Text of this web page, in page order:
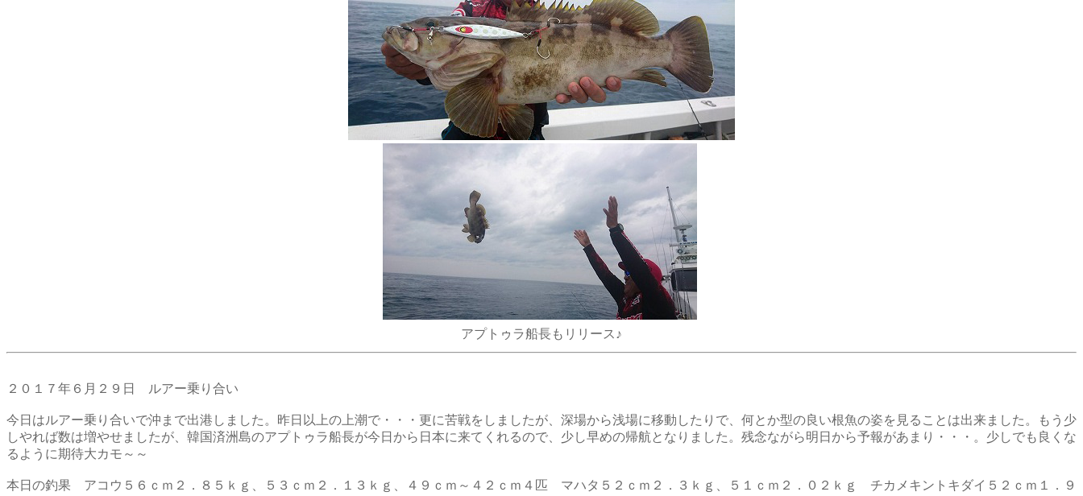
アプトゥラ船長もリリース♪
２０１７年６月２９日 ルアー乗り合い
今日はルアー乗り合いで沖まで出港しました。昨日以上の上潮で・・・更に苦戦をしましたが、深場から浅場に移動したりで、何とか型の良い根魚の姿を見ることは出来ました。もう少
しやれば数は増やせましたが、韓国済洲島のアプトゥラ船長が今日から日本に来てくれるので、少し早めの帰航となりました。残念ながら明日から予報があまり・・・。少しでも良くな
るように期待大カモ～～
本日の釣果 アコウ５６ｃｍ２．８５ｋｇ、５３ｃｍ２．１３ｋｇ、４９ｃｍ～４２ｃｍ４匹 マハタ５２ｃｍ２．３ｋｇ、５１ｃｍ２．０２ｋｇ チカメキントキダイ５２ｃｍ１．９